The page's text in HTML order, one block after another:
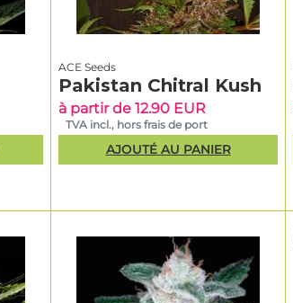
ACE Seeds
Pakistan Chitral Kush
à partir de 12.90 EUR
TVA incl., hors frais de port
AJOUTÉ AU PANIER